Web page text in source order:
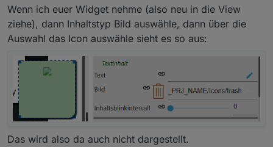
Wenn ich euer Widget nehme (also neu in die View
ziehe), dann Inhaltstyp Bild auswähle, dann über die
Auswahl das Icon auswähle sieht es so aus:
Das wird also da auch nicht dargestellt.